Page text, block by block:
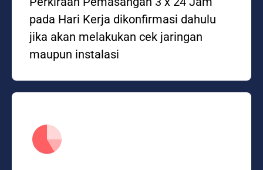
pada Hari Kerja dikonfirmasi dahulu
jika akan melakukan cek jaringan
maupun instalasi